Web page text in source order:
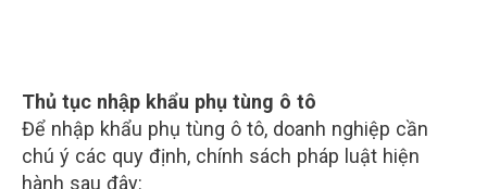
Thủ tục nhập khẩu phụ tùng ô tô
Để nhập khẩu phụ tùng ô tô, doanh nghiệp cần
chú ý các quy định, chính sách pháp luật hiện
hành sau đây: